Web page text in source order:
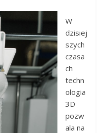
W
dzisiej
szych
czasa
ch
techn
ologia
3D
pozw
ala na